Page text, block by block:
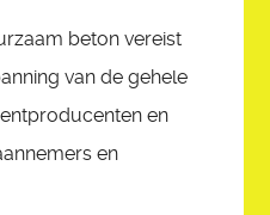
beton vereist
van de gehele
en
en